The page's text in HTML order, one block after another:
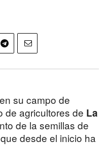
su campo de
agricultores de La
de la semillas de
desde el inicio ha